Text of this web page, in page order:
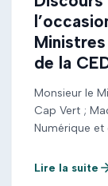
de la
Monsieur le
Cap Vert ;
Numérique
Lire la suite